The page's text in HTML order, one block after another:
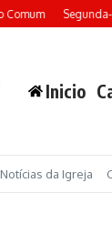
Segunda-
Inicio
Notícias da Igreja